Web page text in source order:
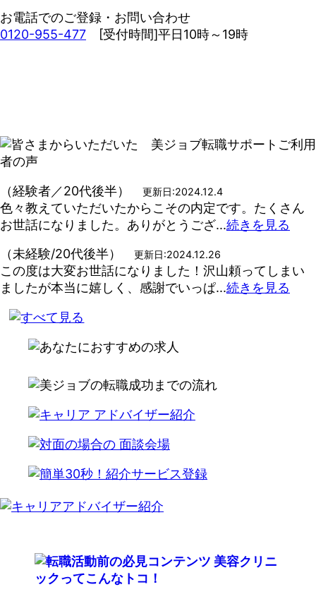
お電話でのご登録・お問い合わせ
0120-955-477 [受付時間]平日10時～19時
（経験者／20代後半） 更新日:2024.12.4
色々教えていただいたからこその内定です。たくさん
お世話になりました。ありがとうござ...続きを見る
（未経験/20代後半）
更新日:2024.12.26
この度は大変お世話になりました！沢山頼ってしまい
ましたが本当に嬉しく、感謝でいっぱ...続きを見る
write alternate html code here for ad insignt server
not respond